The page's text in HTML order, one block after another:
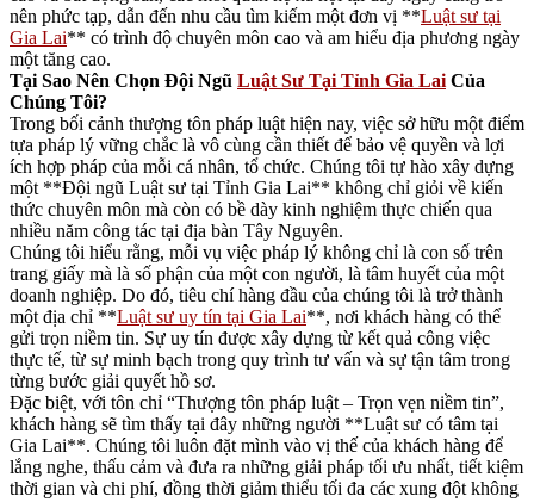
nên phức tạp, dẫn đến nhu cầu tìm kiếm một đơn vị **Luật sư tại
Gia Lai** có trình độ chuyên môn cao và am hiểu địa phương ngày
một tăng cao.
Tại Sao Nên Chọn Đội Ngũ Luật Sư Tại Tỉnh Gia Lai Của
Chúng Tôi?
Trong bối cảnh thượng tôn pháp luật hiện nay, việc sở hữu một điểm
tựa pháp lý vững chắc là vô cùng cần thiết để bảo vệ quyền và lợi
ích hợp pháp của mỗi cá nhân, tổ chức. Chúng tôi tự hào xây dựng
một **Đội ngũ Luật sư tại Tỉnh Gia Lai** không chỉ giỏi về kiến
thức chuyên môn mà còn có bề dày kinh nghiệm thực chiến qua
nhiều năm công tác tại địa bàn Tây Nguyên.
Chúng tôi hiểu rằng, mỗi vụ việc pháp lý không chỉ là con số trên
trang giấy mà là số phận của một con người, là tâm huyết của một
doanh nghiệp. Do đó, tiêu chí hàng đầu của chúng tôi là trở thành
một địa chỉ **Luật sư uy tín tại Gia Lai**, nơi khách hàng có thể
gửi trọn niềm tin. Sự uy tín được xây dựng từ kết quả công việc
thực tế, từ sự minh bạch trong quy trình tư vấn và sự tận tâm trong
từng bước giải quyết hồ sơ.
Đặc biệt, với tôn chỉ “Thượng tôn pháp luật – Trọn vẹn niềm tin”,
khách hàng sẽ tìm thấy tại đây những người **Luật sư có tâm tại
Gia Lai**. Chúng tôi luôn đặt mình vào vị thế của khách hàng để
lắng nghe, thấu cảm và đưa ra những giải pháp tối ưu nhất, tiết kiệm
thời gian và chi phí, đồng thời giảm thiểu tối đa các xung đột không